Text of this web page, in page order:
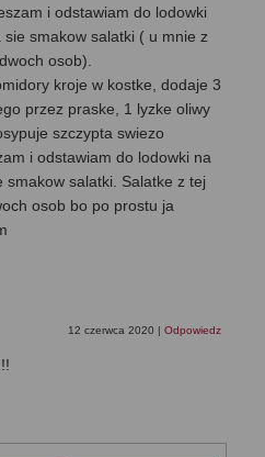
i odstawiam do lodowki
smakow salatki ( u mnie z
osob).
kroje w kostke, dodaje 3
przez praske, 1 lyzke oliwy
szczypta swiezo
i odstawiam do lodowki na
salatki. Salatke z tej
osob bo po prostu ja
12 czerwca 2020 | Odpowiedz